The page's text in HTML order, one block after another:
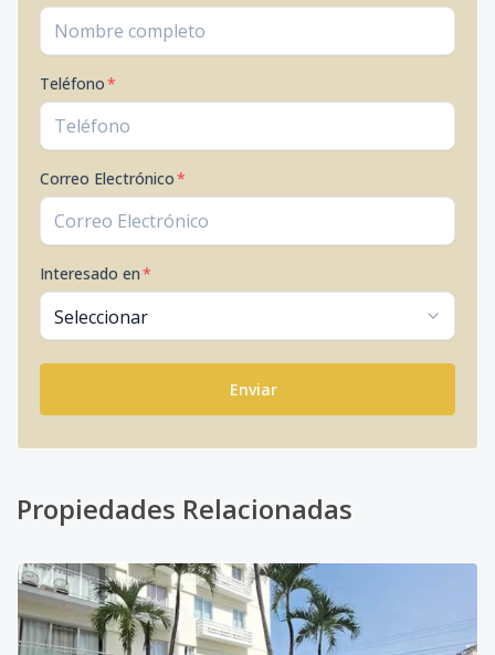
Teléfono*
Correo Electrónico*
Interesado en*
Enviar
Propiedades Relacionadas